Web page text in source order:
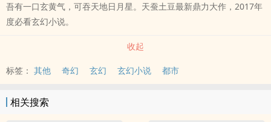
吾有一口玄黄气，可吞天地日月星。天蚕土豆最新鼎力大作，2017年
度必看玄幻小说。
收起
标签： 其他 奇幻 玄幻 玄幻小说 都市
相关搜索